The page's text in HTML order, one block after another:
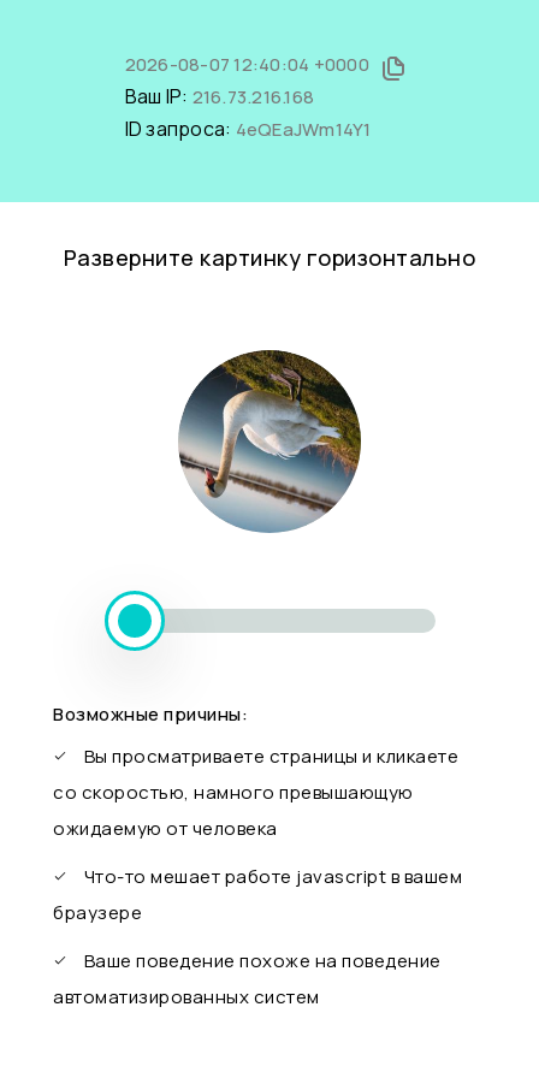
2026-08-07 12:40:04 +0000
Ваш IP: 216.73.216.168
ID запроса: 4eQEaJWm14Y1
Разверните картинку горизонтально
Возможные причины:
Вы просматриваете страницы и кликаете
со скоростью, намного превышающую
ожидаемую от человека
Что-то мешает работе javascript в вашем
браузере
Ваше поведение похоже на поведение
автоматизированных систем